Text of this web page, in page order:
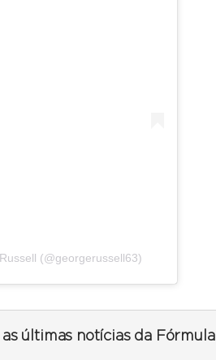
(@georgerussell63)
últimas notícias da Fórmula